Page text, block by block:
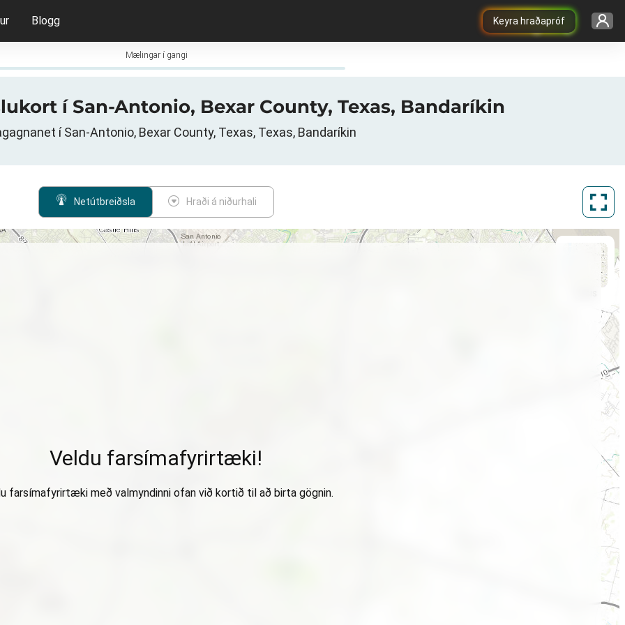
Keyra hraðapróf
Blogg
Mælingar í gangi
í San-Antonio, Bexar County, Texas, Bandaríkin
í San-Antonio, Bexar County, Texas, Texas, Bandaríkin
Netútbreiðsla Hraði á niðurhali
Veldu farsímafyrirtæki!
farsímafyrirtæki með valmyndinni ofan við kortið til að birta gögnin.